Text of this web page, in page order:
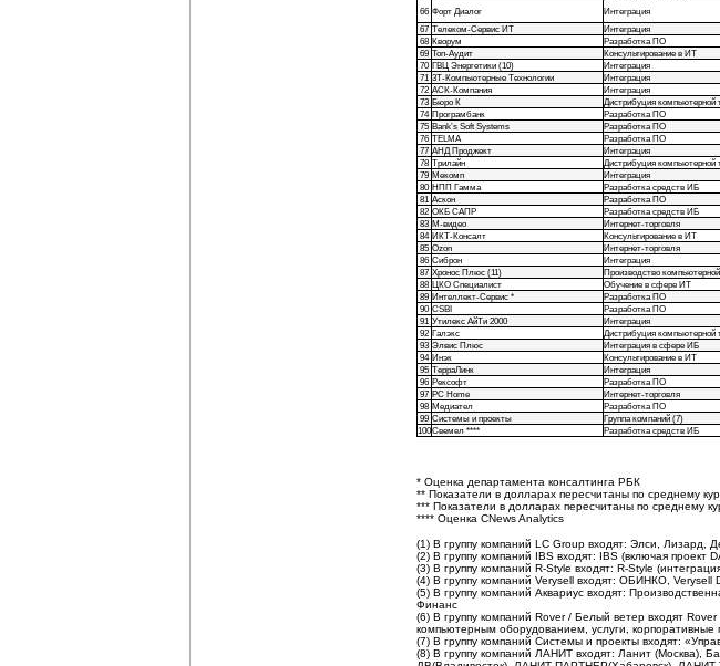
66 Форт Диалог Интеграция
67 Телеком-Сервис ИТ Интеграция
68 Кворум Разработка ПО
69 Топ-Аудит Консультирование в ИТ
70 ГВЦ Энергетики (10) Интеграция
71 3Т-Компьютерные Технологии Интеграция
72 АСК-Компания Интеграция
73 Бюро К Дистрибуция компьютерной
74 Програмбанк Разработка ПО
75 Bank’s Soft Systems Разработка ПО
76 TELMA Разработка ПО
77 АНД Проджект Интеграция
78 Трилайн Дистрибуция компьютерной
79 Мекомп Интеграция
80 НПП Гамма Разработка средств ИБ
81 Аскон Разработка ПО
82 ОКБ САПР Разработка средств ИБ
83 М-видео Интернет-торговля
84 ИКТ-Консалт Консультирование в ИТ
85 Ozon Интернет-торговля
86 Сиброн Интеграция
87 Хронос Плюс (11) Производство
88 ЦКО Специалист Обучение в сфере ИТ
89 Интеллект-Сервис * Разработка ПО
90 CSBI Разработка ПО
91 Утилекс АйТи 2000 Интеграция
92 Галэкс Дистрибуция компьютерной
93 Элвис Плюс Интеграция в сфере ИБ
94 Инэк Консультирование в ИТ
95 ТерраЛинк Интеграция
96 Рексофт Разработка ПО
97 PC Home Интернет-торговля
98 Медиател Разработка ПО
99 Системы и проекты Группа компаний (7)
100Свемел **** Разработка средств ИБ
* Оценка департамента консалтинга РБК
** Показатели в долларах пересчитаны по среднему
*** Показатели в долларах пересчитаны по среднему
**** Оценка CNews Analytics
(1) В группу компаний LC Group входят: Элси, Лизард,
(2) В группу компаний IBS входят: IBS (включая проект
(3) В группу компаний R-Style входят: R-Style
(4) В группу компаний Verysell входят: ОБИНКО, Verysell
(5) В группу компаний Аквариус входят:
Финанс
(6) В группу компаний Rover / Белый ветер входят
компьютерным оборудованием, услуги, корпоративные
(7) В группу компаний Системы и проекты входят:
(8) В группу компаний ЛАНИТ входят: Ланит (Москва),